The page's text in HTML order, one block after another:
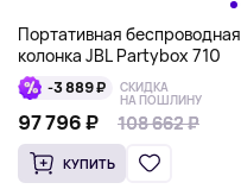
Портативная беспроводная
колонка JBL Partybox 710
-3 889 ₽ СКИДКА
НА ПОШЛИНУ
108 662 ₽
97 796 ₽ 108 662 ₽
КУПИТЬ